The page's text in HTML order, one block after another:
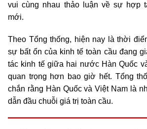
vui cùng nhau thảo luận về sự hợp
mới.
Theo Tổng thống, hiện nay là thời
sự bất ổn của kinh tế toàn cầu đang
tác kinh tế giữa hai nước Hàn Quốc
quan trọng hơn bao giờ hết. Tổng
chắn rằng Hàn Quốc và Việt Nam là
dẫn đầu chuỗi giá trị toàn cầu.